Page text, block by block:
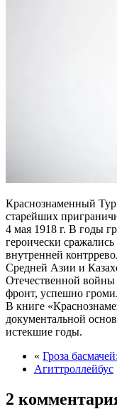
Краснознаменный
старейших
4 мая 1918 г. В годы
героически
внутренней
Средней Азии и
Отечественной
фронт, успешно
В книге
документальной
истекшие годы.
« Гроза
Агиттроллейбус
2